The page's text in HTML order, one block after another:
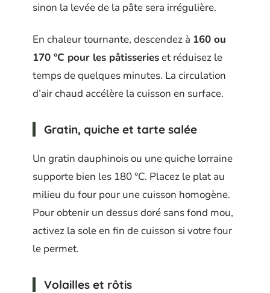
sinon la levée de la pâte sera irrégulière.
En chaleur tournante, descendez à 160 ou
170 °C pour les pâtisserieset réduisez le
temps de quelques minutes. La circulation
d’air chaud accélère la cuisson en surface.
Gratin, quiche et tarte salée
Un gratin dauphinois ou une quiche lorraine
supporte bien les 180 °C. Placez le plat au
milieu du four pour une cuisson homogène.
Pour obtenir un dessus doré sans fond mou,
activez la sole en fin de cuisson si votre four
le permet.
Volailles et rôtis